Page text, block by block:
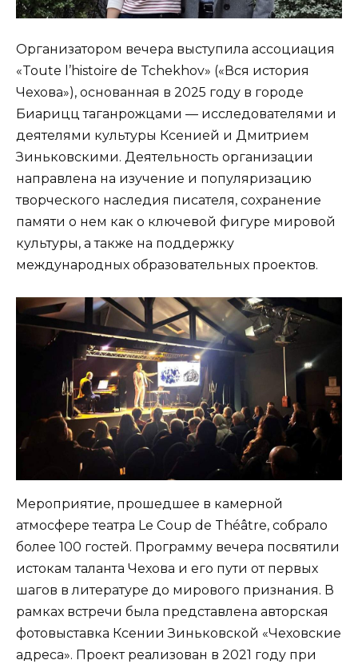
Организатором вечера выступила ассоциация
«Toute l’histoire de Tchekhov» («Вся история
Чехова»), основанная в 2025 году в городе
Биарицц таганрожцами — исследователями и
деятелями культуры Ксенией и Дмитрием
Зиньковскими. Деятельность организации
направлена на изучение и популяризацию
творческого наследия писателя, сохранение
памяти о нем как о ключевой фигуре мировой
культуры, а также на поддержку
международных образовательных проектов.
Мероприятие, прошедшее в камерной
атмосфере театра Le Coup de Théâtre, собрало
более 100 гостей. Программу вечера посвятили
истокам таланта Чехова и его пути от первых
шагов в литературе до мирового признания. В
рамках встречи была представлена авторская
фотовыставка Ксении Зиньковской «Чеховские
адреса». Проект реализован в 2021 году при